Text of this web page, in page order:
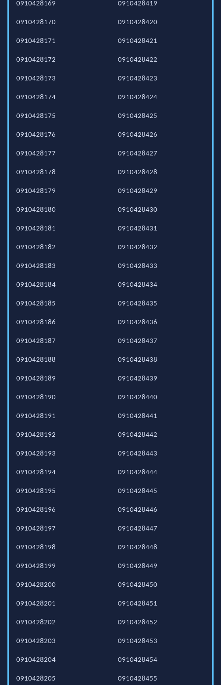
0910428169
0910428170
0910428171
0910428172
0910428173
0910428174
0910428175
0910428176
0910428177
0910428178
0910428179
0910428180
0910428181
0910428182
0910428183
0910428184
0910428185
0910428186
0910428187
0910428188
0910428189
0910428190
0910428191
0910428192
0910428193
0910428194
0910428195
0910428196
0910428197
0910428198
0910428199
0910428200
0910428201
0910428202
0910428203
0910428204
0910428205
0910428419
0910428420
0910428421
0910428422
0910428423
0910428424
0910428425
0910428426
0910428427
0910428428
0910428429
0910428430
0910428431
0910428432
0910428433
0910428434
0910428435
0910428436
0910428437
0910428438
0910428439
0910428440
0910428441
0910428442
0910428443
0910428444
0910428445
0910428446
0910428447
0910428448
0910428449
0910428450
0910428451
0910428452
0910428453
0910428454
0910428455